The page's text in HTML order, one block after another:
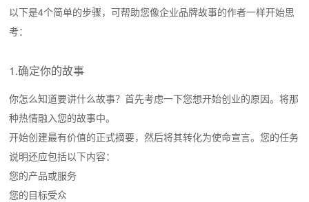
以下是4个简单的步骤，可帮助您像企业品牌故事的作者一样开始思
考：
1.确定你的故事
你怎么知道要讲什么故事？首先考虑一下您想开始创业的原因。将那
种热情融入您的故事中。
开始创建最有价值的正式摘要，然后将其转化为使命宣言。您的任务
说明还应包括以下内容：
您的产品或服务
您的目标受众